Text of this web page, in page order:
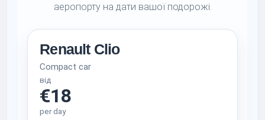
аеропорту на дати вашої подорожі.
Renault Clio
Compact car
від
€18
per day